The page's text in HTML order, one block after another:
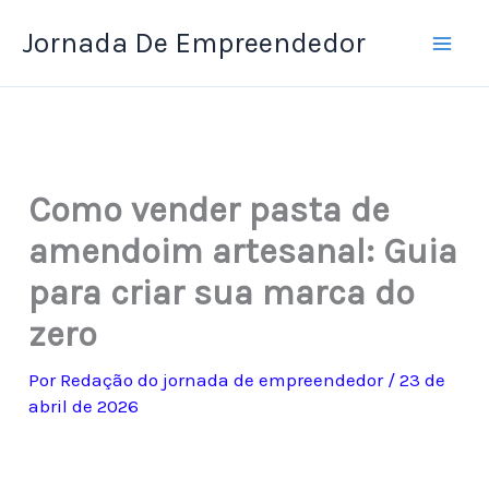
paraJornada De Empreendedor
Como vender pasta de
amendoim artesanal: Guia
para criar sua marca do
zero
Por Redação do jornada de empreendedor /23 de
abril de 2026